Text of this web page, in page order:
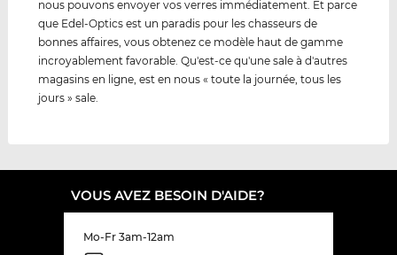
nous pouvons envoyer vos verres immédiatement. Et parce
que Edel-Optics est un paradis pour les chasseurs de
bonnes affaires, vous obtenez ce modèle haut de gamme
incroyablement favorable. Qu'est-ce qu'une sale à d'autres
magasins en ligne, est en nous « toute la journée, tous les
jours » sale.
VOUS AVEZ BESOIN D'AIDE?
Mo-Fr 3am-12am